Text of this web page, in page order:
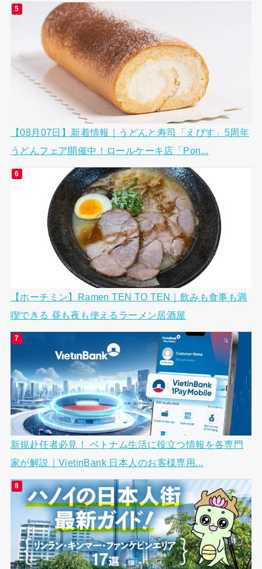
【08月07日】新着情報｜うどんと寿司「えびす」5周年
うどんフェア開催中！ロールケーキ店「Pon...
【ホーチミン】Ramen TEN TO TEN｜飲みも食事も満
喫できる 昼も夜も使えるラーメン居酒屋
新規赴任者必見！ ベトナム生活に役立つ情報を各専門
家が解説｜VietinBank 日本人のお客様専用...